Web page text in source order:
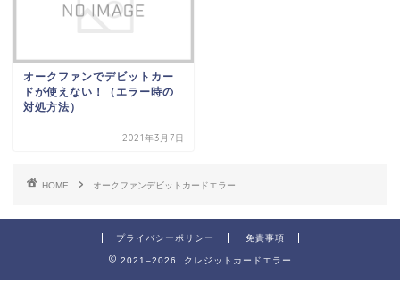
オークファンでデビットカー
ドが使えない！（エラー時の
対処方法）
2021年3月7日
HOME オークファンデビットカードエラー
プライバシーポリシー 免責事項
2021–2026 クレジットカードエラー